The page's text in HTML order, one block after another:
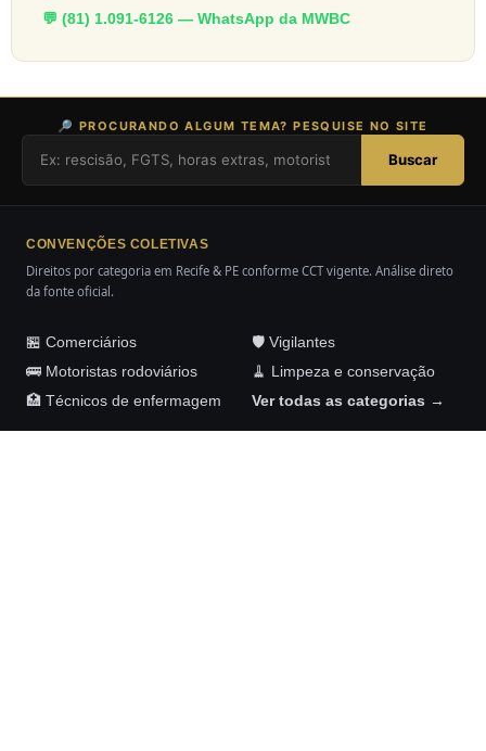
💬 (81) 1.091-6126 — WhatsApp da MWBC
🔎 PROCURANDO ALGUM TEMA? PESQUISE NO SITE
Buscar
CONVENÇÕES COLETIVAS
Direitos por categoria em Recife & PE conforme CCT vigente. Análise direto
da fonte oficial.
🏪 Comerciários
🛡️ Vigilantes
🚌 Motoristas rodoviários
🧹 Limpeza e conservação
🏥 Técnicos de enfermagem
Ver todas as categorias →